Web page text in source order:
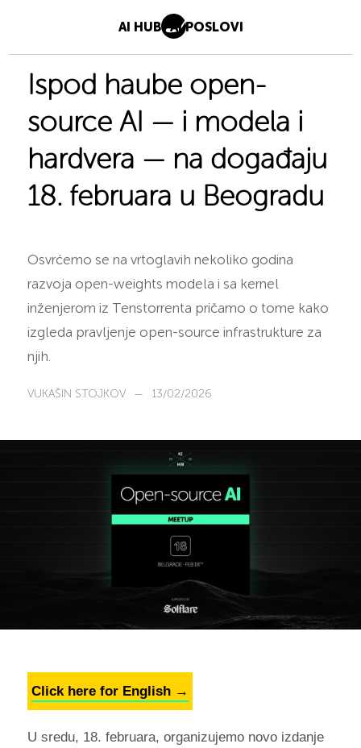
AI HUB AI POSLOVI
Ispod haube open-
source AI — i modela i
hardvera — na događaju
18. februara u Beogradu
Osvrćemo se na vrtoglavih nekoliko godina
razvoja open-weights modela i sa kernel
inženjerom iz Tenstorrenta pričamo o tome kako
izgleda pravljenje open-source infrastrukture za
njih.
VUKAŠIN STOJKOV — 13/02/2026
Click here for English →
U sredu, 18. februara, organizujemo novo izdanje